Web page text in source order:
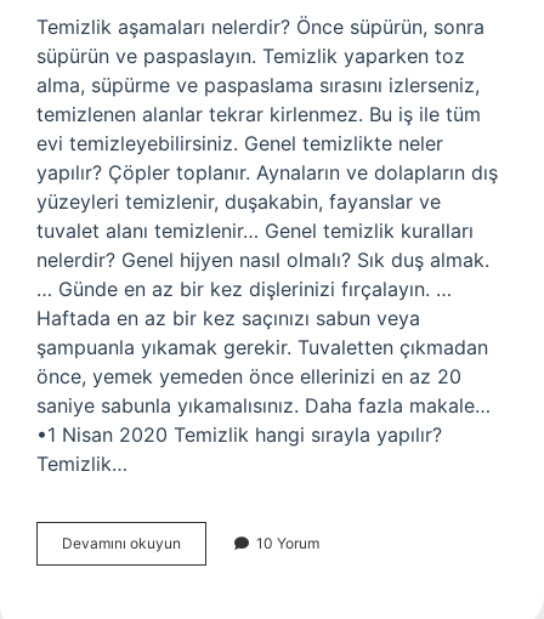
Temizlik aşamaları nelerdir? Önce süpürün, sonra
süpürün ve paspaslayın. Temizlik yaparken toz
alma, süpürme ve paspaslama sırasını izlerseniz,
temizlenen alanlar tekrar kirlenmez. Bu iş ile tüm
evi temizleyebilirsiniz. Genel temizlikte neler
yapılır? Çöpler toplanır. Aynaların ve dolapların dış
yüzeyleri temizlenir, duşakabin, fayanslar ve
tuvalet alanı temizlenir… Genel temizlik kuralları
nelerdir? Genel hijyen nasıl olmalı? Sık duş almak.
… Günde en az bir kez dişlerinizi fırçalayın. …
Haftada en az bir kez saçınızı sabun veya
şampuanla yıkamak gerekir. Tuvaletten çıkmadan
önce, yemek yemeden önce ellerinizi en az 20
saniye sabunla yıkamalısınız. Daha fazla makale…
•1 Nisan 2020 Temizlik hangi sırayla yapılır?
Temizlik…
Devamını okuyun
Temizlik
10 Yorum